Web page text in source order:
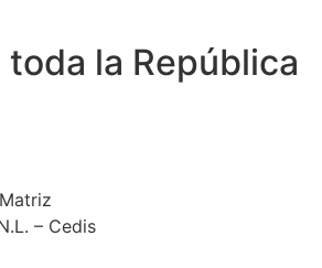
la República
– Cedis